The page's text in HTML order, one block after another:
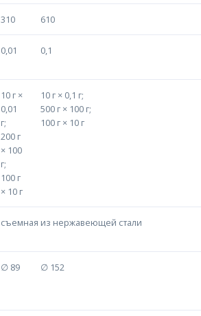
310 610
0,01 0,1
10 г ×
0,01
г;
200 г
× 100
г;
100 г
× 10 г
10 г × 0,1 г;
500 г × 100 г;
100 г × 10 г
съемная из нержавеющей стали
∅ 89 ∅ 152